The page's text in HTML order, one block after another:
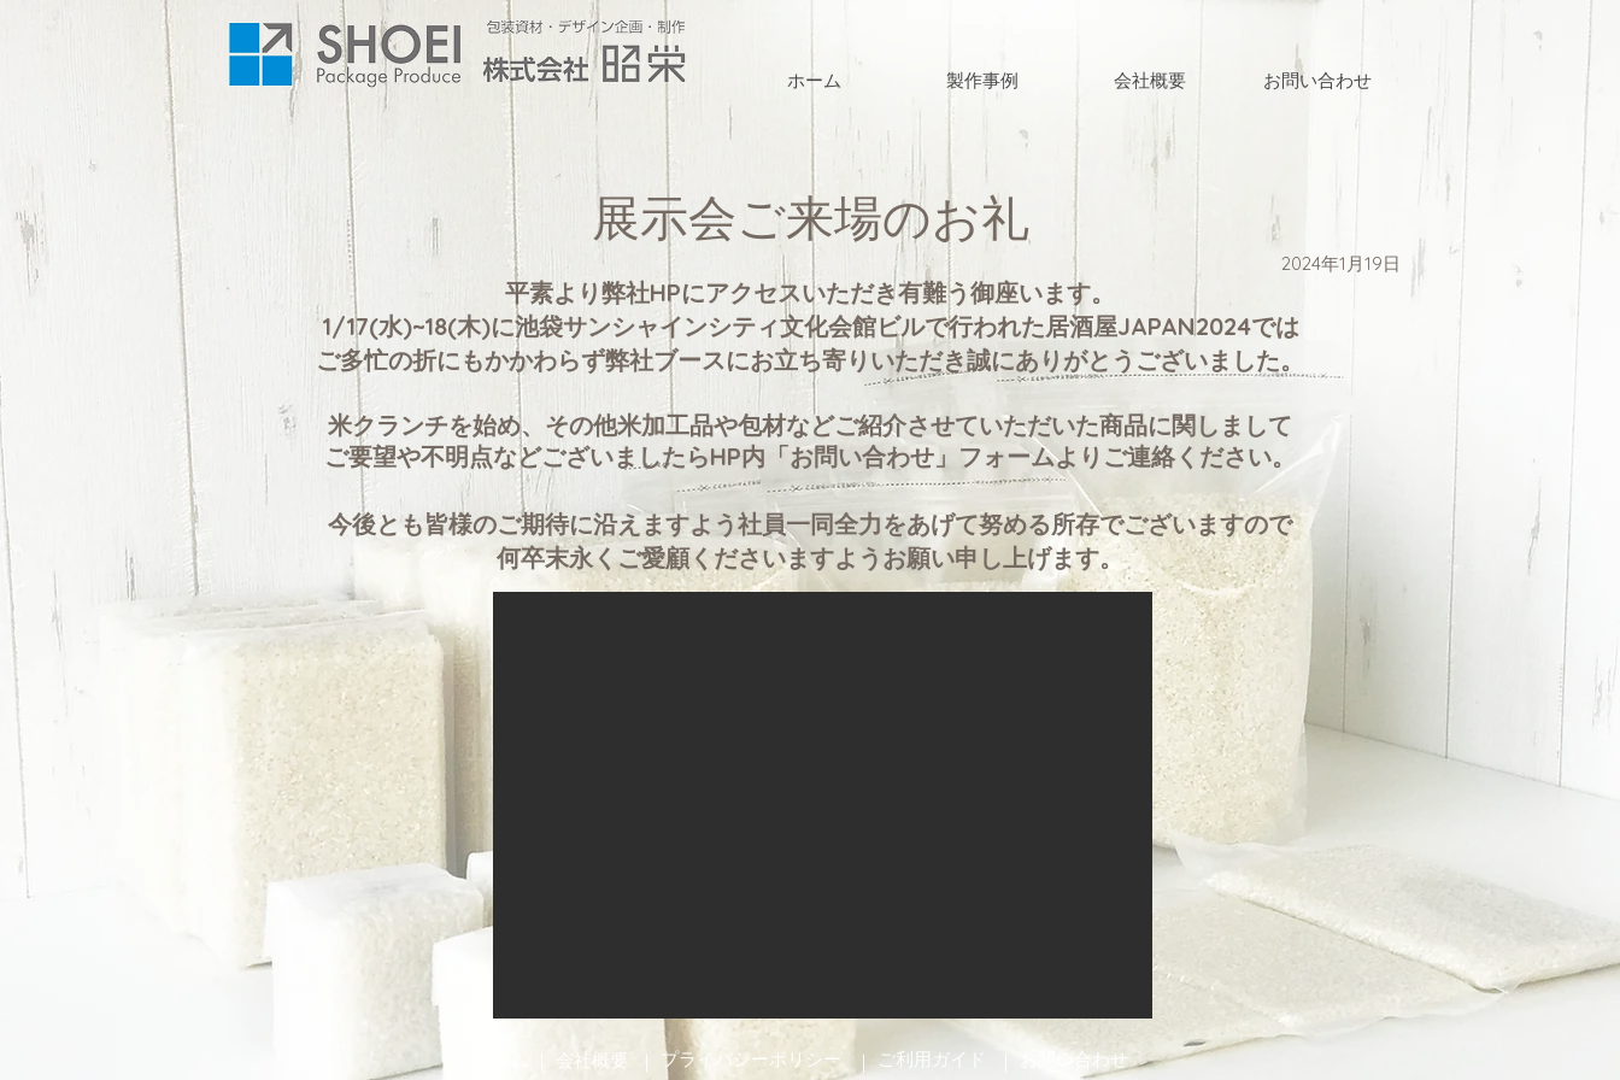
ホーム 製作事例 会社概要 お問い合わせ
​展示会ご来場のお礼
2024年1月19日
​平素より弊社HPにアクセスいただき有難う御座います。
1/17(水)~18(木)に池袋サンシャインシティ文化会館ビルで行われた居酒屋JAPAN2024では
ご多忙の折にもかかわらず弊社ブースにお立ち寄りいただき誠にありがとうございました。
米クランチを始め、その他米加工品や包材などご紹介させていただいた商品に関しまして
ご要望や不明点などございましたらHP内「お問い合わせ」フォームよりご連絡ください。
今後とも皆様のご期待に沿えますよう社員一同全力をあげて努める所存でございますので
​何卒末永くご愛顧くださいますようお願い申し上げます。
会社概要 ​｜ プライバシーポリシー ​｜ ご利用ガイド お問い合わせ